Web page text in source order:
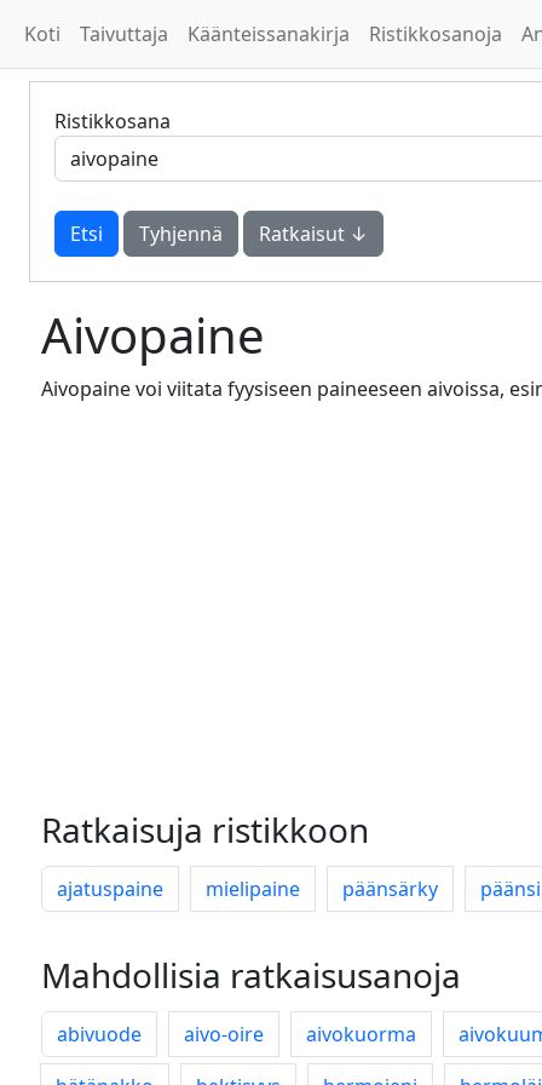
Koti Taivuttaja Käänteissanakirja Ristikkosanoja
Ristikkosana
Tyhjennä Ratkaisut ↓
Aivopaine
Aivopaine voi viitata fyysiseen paineeseen aivoissa,
Ratkaisuja ristikkoon
ajatuspaine mielipaine päänsärky
Mahdollisia ratkaisusanoja
abivuode aivo-oire aivokuorma